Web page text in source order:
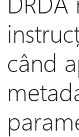
când